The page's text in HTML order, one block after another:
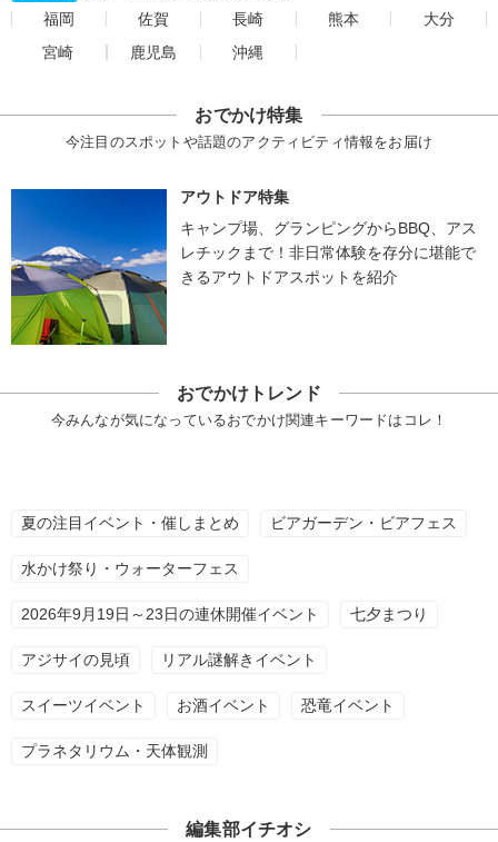
福岡
佐賀 長崎 熊本
大分
宮崎
鹿児島 沖縄
おでかけ特集
今注目のスポットや話題のアクティビティ情報をお届け
アウトドア特集
キャンプ場、グランピングからBBQ、アス
レチックまで！非日常体験を存分に堪能で
きるアウトドアスポットを紹介
おでかけトレンド
今みんなが気になっているおでかけ関連キーワードはコレ！
夏の注目イベント・催しまとめ ビアガーデン・ビアフェス
水かけ祭り・ウォーターフェス
2026年9月19日～23日の連休開催イベント 七夕まつり
アジサイの見頃 リアル謎解きイベント
スイーツイベント お酒イベント 恐竜イベント
プラネタリウム・天体観測
編集部イチオシ